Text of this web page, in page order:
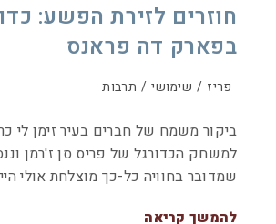
חוזרים לזירת הפשע:
בפארק דה פראנס
פריז / שימושי / תרבות
ביקור משמח של חברים בעיר זימן לי
למשחק הכדורגל של פריס סן ז'רמן
שמדובר בחוויה כל-כך מוצלחת אולי
להמשך קריאה